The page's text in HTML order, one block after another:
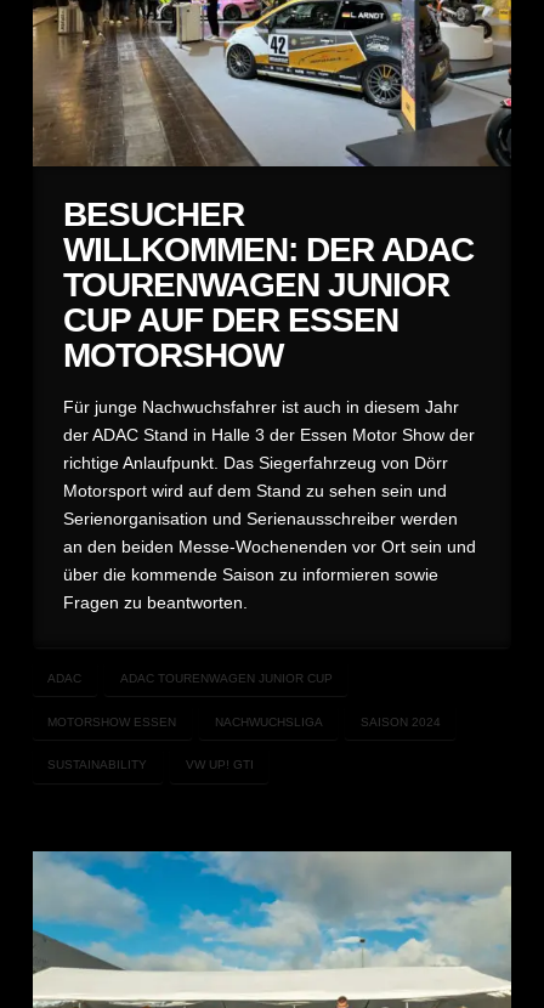
BESUCHER
WILLKOMMEN: DER ADAC
TOURENWAGEN JUNIOR
CUP AUF DER ESSEN
MOTORSHOW
Für junge Nachwuchsfahrer ist auch in diesem Jahr
der ADAC Stand in Halle 3 der Essen Motor Show der
richtige Anlaufpunkt. Das Siegerfahrzeug von Dörr
Motorsport wird auf dem Stand zu sehen sein und
Serienorganisation und Serienausschreiber werden
an den beiden Messe-Wochenenden vor Ort sein und
über die kommende Saison zu informieren sowie
Fragen zu beantworten.
ADAC ADAC TOURENWAGEN JUNIOR CUP
MOTORSHOW ESSEN NACHWUCHSLIGA SAISON 2024
SUSTAINABILITY VW UP! GTI